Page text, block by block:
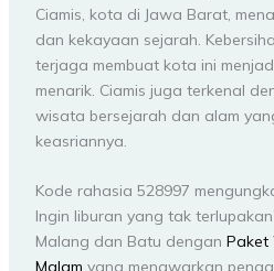
Ciamis, kota di Jawa Barat,
dan kekayaan sejarah.
terjaga membuat kota ini
menarik. Ciamis juga terkenal
wisata bersejarah dan alam
keasriannya.
Kode rahasia 528997
Ingin liburan yang tak
Malang dan Batu dengan Paket
Malam yang menawarkan